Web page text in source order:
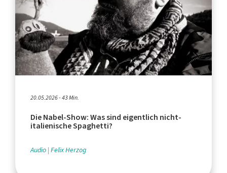
20.05.2026 - 43 Min.
Die Nabel-Show: Was sind eigentlich nicht-
italienische Spaghetti?
Audio Felix Herzog